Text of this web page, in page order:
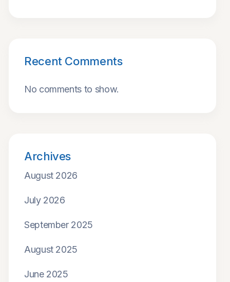
Recent Comments
No comments to show.
Archives
August 2026
July 2026
September 2025
August 2025
June 2025